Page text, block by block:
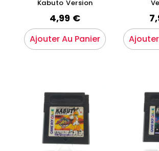
Kabuto Version
4,99 €
Ajouter Au Panier